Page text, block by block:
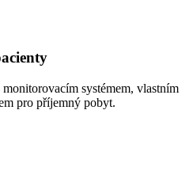
systémem, vlastním
pro příjemný pobyt.